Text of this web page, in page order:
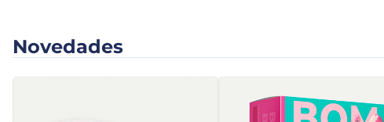
Novedades